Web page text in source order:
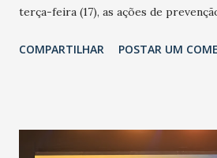
terça-feira (17), as ações de
adotadas pelo Governo do Estado na
população suspeita e de cuidados
COMPARTILHAR POSTAR UM